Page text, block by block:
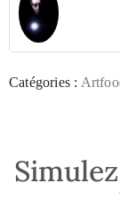
Catégories :